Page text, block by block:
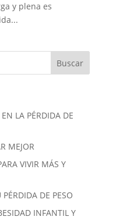
y plena es
LA PÉRDIDA DE
MEJOR
VIVIR MÁS Y
DE PESO
INFANTIL Y